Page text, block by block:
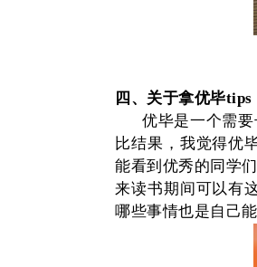
四、 关于拿优毕tips
优毕是一个需
比结果，我觉得优
能看到优秀的同学
来读书期间可以有
哪些事情也是自己